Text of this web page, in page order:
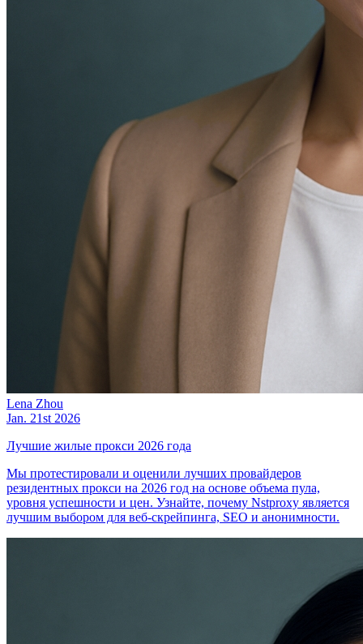
Lena Zhou
Jan. 21st 2026
Лучшие жилые прокси 2026 года
Мы протестировали и оценили лучших провайдеров
резидентных прокси на 2026 год на основе объема пула,
уровня успешности и цен. Узнайте, почему Nstproxy является
лучшим выбором для веб-скрейпинга, SEO и анонимности.